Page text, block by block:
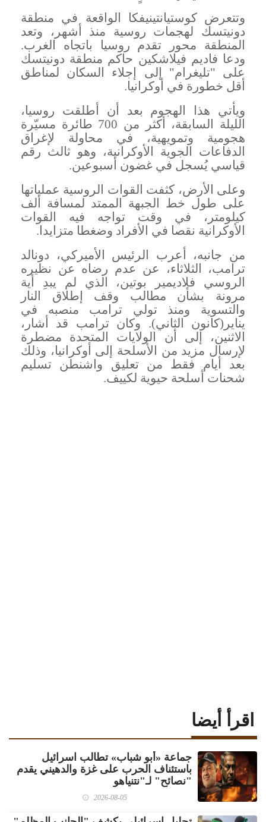
وتتعرض كوستيانتينيفكا الواقعة في منطقة
دونيتسك لهجمات روسية منذ أشهر، وتعد
المنطقة محور تقدم روسيا باتجاه الغرب.
ودعا فاديم فيلاشكين حاكم منطقة دونيتسك
على "تليغرام" إلى إجلاء السكان لمناطق
أقل خطورة في أوكرانيا.
ويأتي هذا الهجوم بعد أن أطلقت روسيا،
الليلة السابقة، أكثر من 700 طائرة مسيّرة
هجومية وتمويهية، في محاولة لإغراق
الدفاعات الجوية الأوكرانية، وهو ثالث رقم
قياسي يُسجل في غضون أسبوعين.
وعلى الأرض، كثفت القوات الروسية عملياتها
على طول خط الجبهة الممتد لمسافة ألف
كيلومتر، في وقت تواجه فيه القوات
الأوكرانية نقصا في الأفراد وضغطا متزايدا .
من جانبه، أعرب الرئيس الأميركي، دونالد
ترامب، الثلاثاء، عن عدم رضاه عن نظيره
الروسي فلاديمير بوتين، الذي لم يبدِ أية
مرونة بشأن مطالب وقف إطلاق النار
والتسوية ومنذ تولي ترامب منصبه في
يناير(كانون الثاني). وكان ترامب قد أشار،
الاثنين، إلى أن الولايات المتحدة مضطرة
لإرسال مزيد من الأسلحة إلى أوكرانيا، وذلك
بعد أيام فقط من تعليق واشنطن تسليم
شحنات أسلحة حيوية لكييف.
اقرأ أيضا
جماعة «أبو شباب» تطالب اسرائيل
باستئناف الحرب على غزة والدهيني يقدم
"نصائح" لـ"نتنياهو
2026-08-05